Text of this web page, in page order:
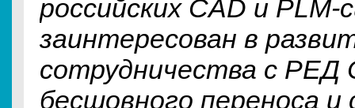
российских CAD и
заинтересован в
сотрудничества с РЕД
бесшовного переноса и